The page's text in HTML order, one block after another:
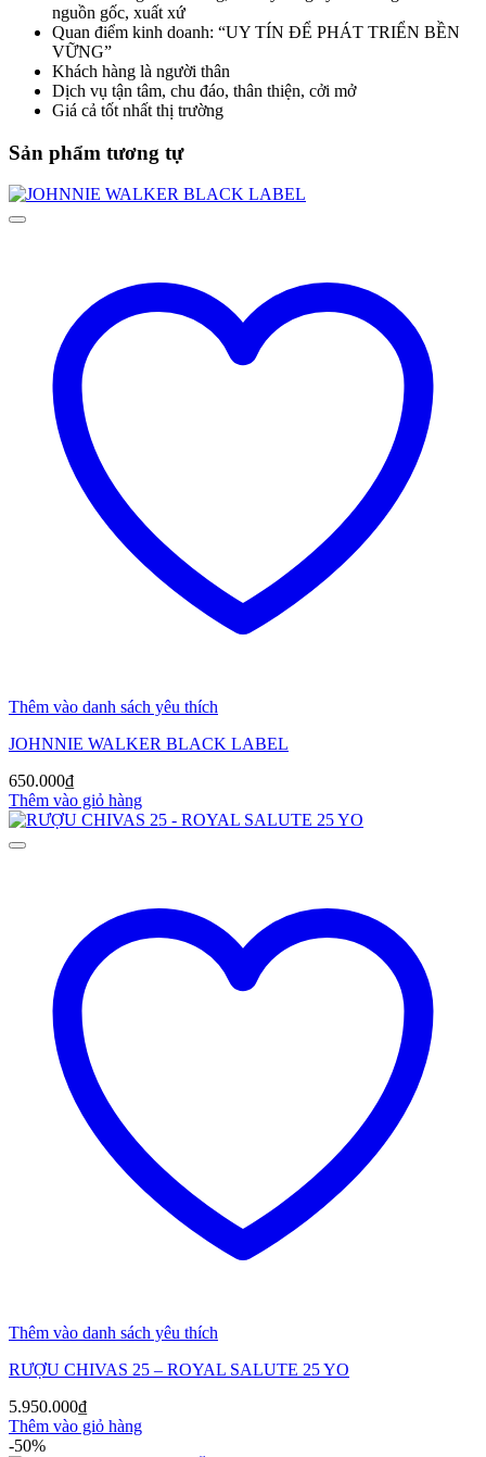
nguồn gốc, xuất xứ
Quan điểm kinh doanh: “UY TÍN ĐỂ PHÁT TRIỂN BỀN
VỮNG”
Khách hàng là người thân
Dịch vụ tận tâm, chu đáo, thân thiện, cởi mở
Giá cả tốt nhất thị trường
Sản phẩm tương tự
Thêm vào danh sách yêu thích
JOHNNIE WALKER BLACK LABEL
650.000₫
Thêm vào giỏ hàng
Thêm vào danh sách yêu thích
RƯỢU CHIVAS 25 – ROYAL SALUTE 25 YO
5.950.000₫
Thêm vào giỏ hàng
-50%